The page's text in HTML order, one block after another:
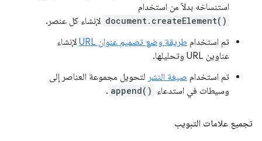
استنساخه بدلاً من استخدام
document.createElement() لإنشاء كل عنصر.
تم استخدام طريقة وضع تصميم عنوان URL
لإنشاء
عناوين URL وتحليلها.
تم استخدام صيغة النشر لتحويل مجموعة العناصر إلى
وسيطات في استدعاء
append()
.
تجميع علامات التبويب